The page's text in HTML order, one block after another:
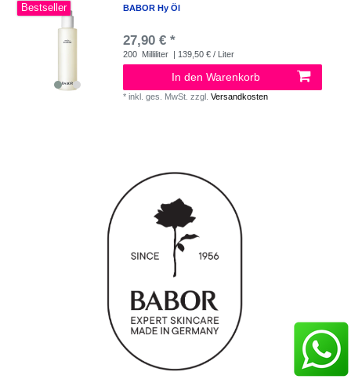
Bestseller BABOR Hy Öl
27,90 € *
200 Milliliter | 139,50 € / Liter
In den Warenkorb
*inkl. ges. MwSt. zzgl.Versandkosten